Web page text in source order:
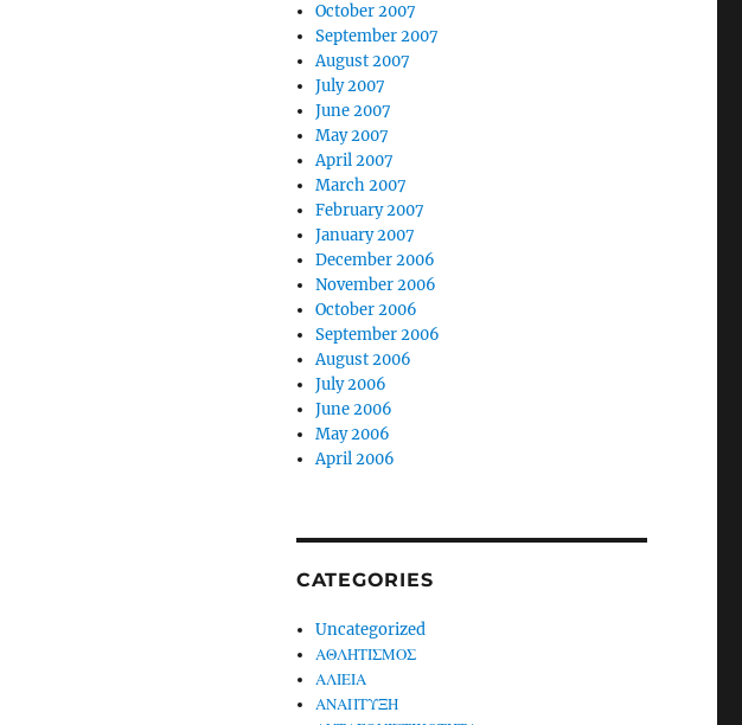
October 2007
September 2007
August 2007
July 2007
June 2007
May 2007
April 2007
March 2007
February 2007
January 2007
December 2006
November 2006
October 2006
September 2006
August 2006
July 2006
June 2006
May 2006
April 2006
CATEGORIES
Uncategorized
ΑΘΛΗΤΙΣΜΟΣ
ΑΛΙΕΙΑ
ΑΝΑΠΤΥΞΗ